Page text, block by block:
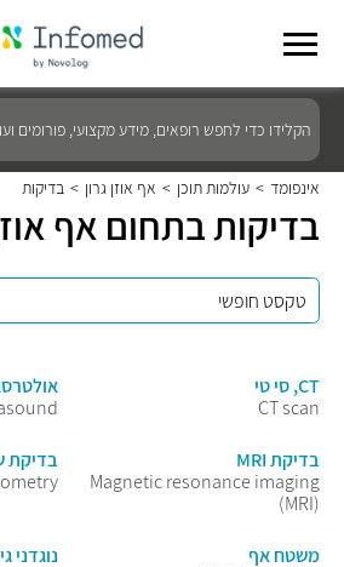
הקלידו
כדי
לחפש
רופאים,
מידע
מקצועי,
פורומים
אינפומד > עולמות תוכן > אף אוזן גרון > בדיקות
בדיקות בתחום אף
CT, סי טי
CT scan
בדיקת MRI
Magnetic resonance imaging
(MRI)
בדיקת
משטח אף
נוגדני